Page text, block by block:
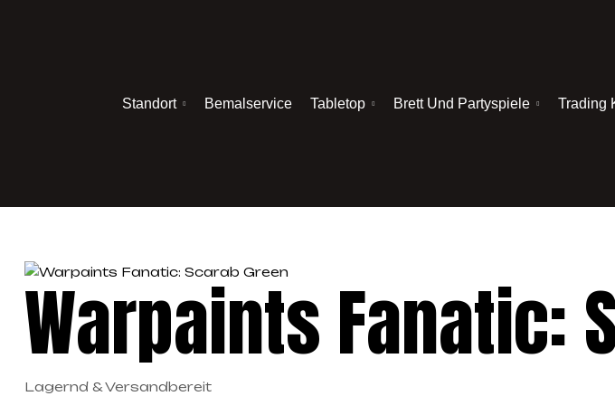
Standort Bemalservice Tabletop Brett Und Partyspiele Trading
Warpaints Fanatic:
Lagernd & Versandbereit